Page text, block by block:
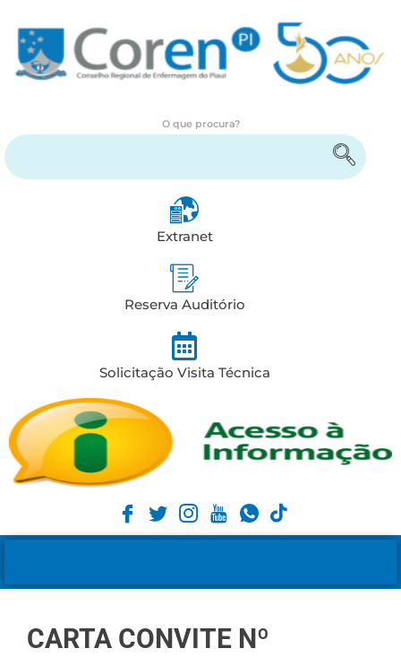
O que procura?
Extranet
Reserva Auditório
Solicitação Visita Técnica
CARTA CONVITE Nº